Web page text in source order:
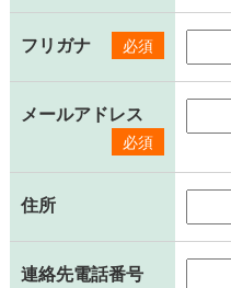
フリガナ 必須
メールアドレス
必須
住所
連絡先電話番号